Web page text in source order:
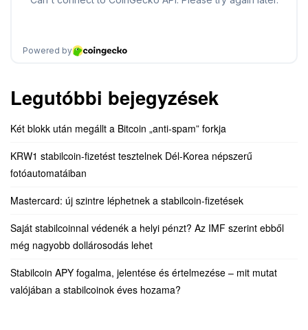
Legutóbbi bejegyzések
Két blokk után megállt a Bitcoin „anti-spam” forkja
KRW1 stabilcoin-fizetést tesztelnek Dél-Korea népszerű
fotóautomatáiban
Mastercard: új szintre léphetnek a stabilcoin-fizetések
Saját stabilcoinnal védenék a helyi pénzt? Az IMF szerint ebből
még nagyobb dollárosodás lehet
Stabilcoin APY fogalma, jelentése és értelmezése – mit mutat
valójában a stabilcoinok éves hozama?